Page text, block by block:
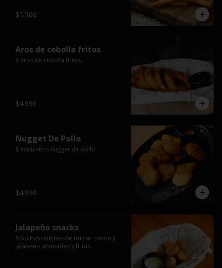
$5.500
Aros de cebolla fritos
8 aros de cebolla fritos.
$4.990
Nugget De Pollo
8 exquisitos nugget de pollo
$4.990
Jalapeño snacks
6 bolitas rellenas de queso crema y
jalapeño apanadas y fritas